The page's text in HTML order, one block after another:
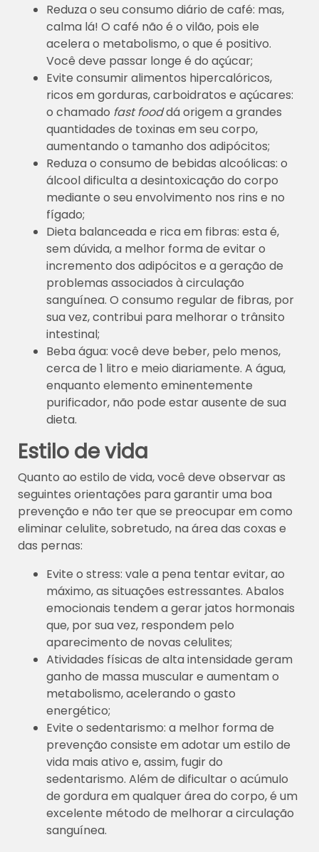
Reduza o seu consumo diário de café: mas,
calma lá! O café não é o vilão, pois ele
acelera o metabolismo, o que é positivo.
Você deve passar longe é do açúcar;
Evite consumir alimentos hipercalóricos,
ricos em gorduras, carboidratos e açúcares:
o chamado fast fooddá origem a grandes
quantidades de toxinas em seu corpo,
aumentando o tamanho dos adipócitos;
Reduza o consumo de bebidas alcoólicas: o
álcool dificulta a desintoxicação do corpo
mediante o seu envolvimento nos rins e no
fígado;
Dieta balanceada e rica em fibras: esta é,
sem dúvida, a melhor forma de evitar o
incremento dos adipócitos e a geração de
problemas associados à circulação
sanguínea. O consumo regular de fibras, por
sua vez, contribui para melhorar o trânsito
intestinal;
Beba água: você deve beber, pelo menos,
cerca de 1 litro e meio diariamente. A água,
enquanto elemento eminentemente
purificador, não pode estar ausente de sua
dieta.
Estilo de vida
Quanto ao estilo de vida, você deve observar as
seguintes orientações para garantir uma boa
prevenção e não ter que se preocupar em como
eliminar celulite, sobretudo, na área das coxas e
das pernas:
Evite o stress: vale a pena tentar evitar, ao
máximo, as situações estressantes. Abalos
emocionais tendem a gerar jatos hormonais
que, por sua vez, respondem pelo
aparecimento de novas celulites;
Atividades físicas de alta intensidade geram
ganho de massa muscular e aumentam o
metabolismo, acelerando o gasto
energético;
Evite o sedentarismo: a melhor forma de
prevenção consiste em adotar um estilo de
vida mais ativo e, assim, fugir do
sedentarismo. Além de dificultar o acúmulo
de gordura em qualquer área do corpo, é um
excelente método de melhorar a circulação
sanguínea.